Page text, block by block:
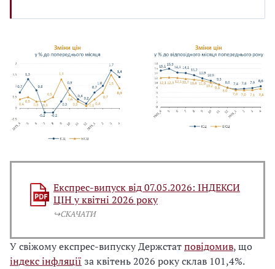
Експрес-випуск від 07.05.2026: ІНДЕКСИ
ЦІН у квітні 2026 року
↪️СКАЧАТИ
У свіжому експрес-випуску Держстатповідомив, що
індекс інфляції за квітень 2026 року склав 101,4%.